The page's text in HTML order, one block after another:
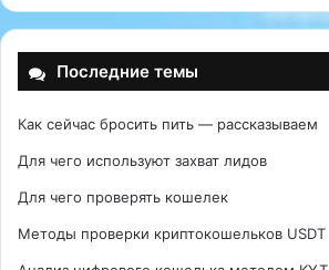
Последние темы
Как сейчас бросить пить — рассказываем
Для чего используют захват лидов
Для чего проверять кошелек
Методы проверки криптокошельков USDT